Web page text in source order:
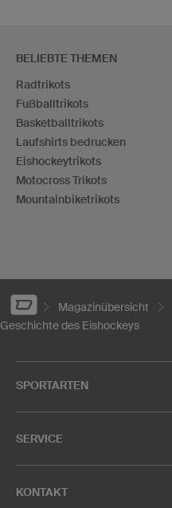
BELIEBTE THEMEN
Radtrikots
Fußballtrikots
Basketballtrikots
Laufshirts bedrucken
Eishockeytrikots
Motocross Trikots
Mountainbiketrikots
Magazinübersicht
Geschichte des Eishockeys
SPORTARTEN
SERVICE
KONTAKT